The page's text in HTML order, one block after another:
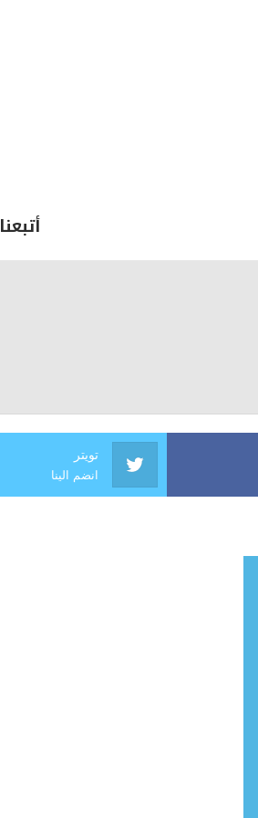
أتبعنا
تويتر
انضم الينا